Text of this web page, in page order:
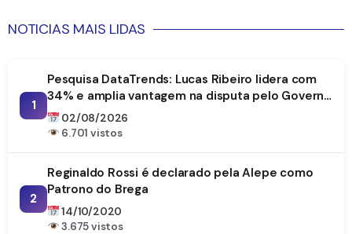
NOTICIAS MAIS LIDAS
1
Pesquisa DataTrends: Lucas Ribeiro lidera com
34% e amplia vantagem na disputa pelo Governo
da Paraíba
02/08/2026
6.701 vistos
2
Reginaldo Rossi é declarado pela Alepe como
Patrono do Brega
14/10/2020
3.675 vistos